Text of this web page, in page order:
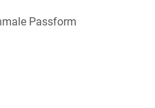
Passform